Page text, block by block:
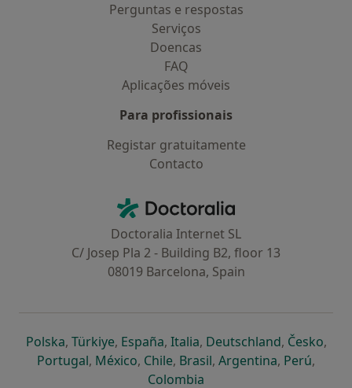
Perguntas e respostas
Serviços
Doencas
FAQ
Aplicações móveis
Para profissionais
Registar gratuitamente
Contacto
Doctoralia - Homepage
Doctoralia Internet SL
C/ Josep Pla 2 - Building B2, floor 13
08019 Barcelona, Spain
Polskaabre num novo separador
, Türkiyeabre num novo separador
, Españaabre num novo separador
, Italiaabre num novo
, Deutschlandabre num
, Česko,
Portugalabre num novo separador
, Méxicoabre num novo separador
, Chileabre num novo separador
, Brasilabre num novo
, Argentinaabre num
, Perúabre
,
Colombia